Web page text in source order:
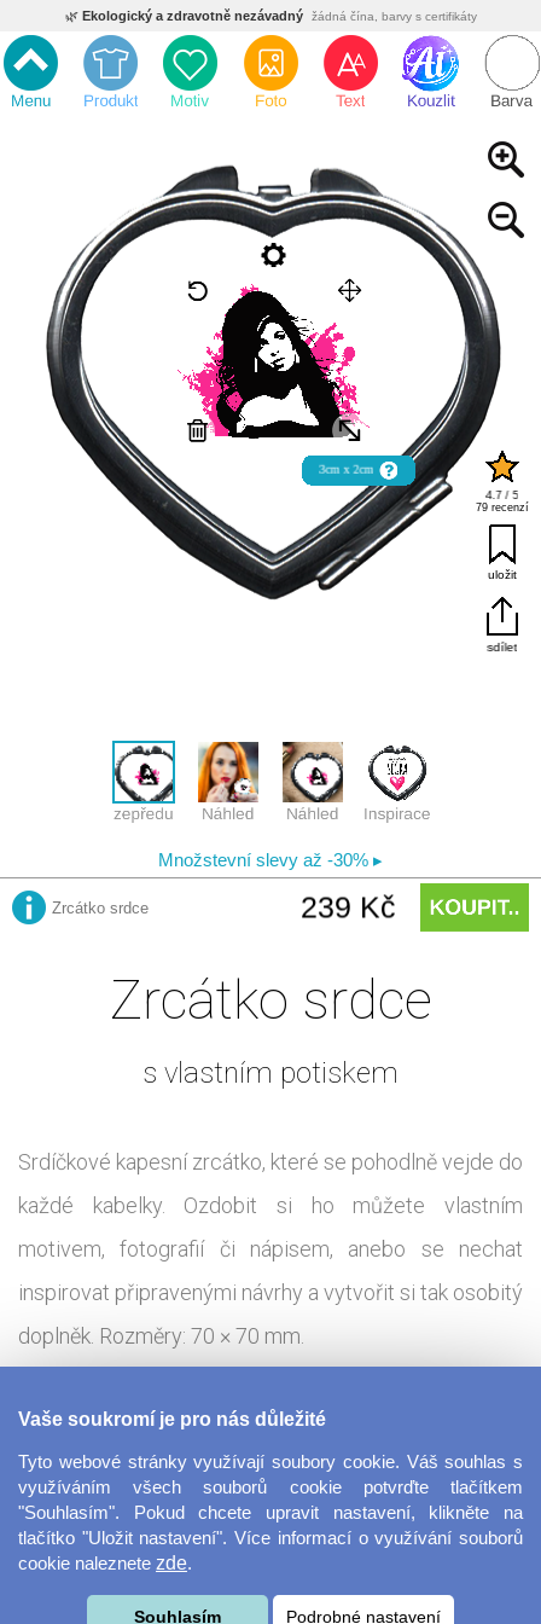
🌿 Ekologický a zdravotně nezávadný žádná čína, barvy s certifikáty
💡Inovativní výroba vlastní vývoj, nejnovější technologie
⚡ Rychlé dodání expedujeme do 24h
🏢 Výhodné pro firmy velké množstevní slevy
Český eshop s tradicí od roku 2010 tisíce spokojených zákazníků
Zrcátko srdce
s vlastním potiskem
Srdíčkové kapesní zrcátko, které se pohodlně vejde do
každé kabelky. Ozdobit si ho můžete vlastním
motivem, fotografií či nápisem, anebo se nechat
inspirovat připravenými návrhy a vytvořit si tak osobitý
doplněk. Rozměry: 70 × 70 mm.
Praktické zrcátko, které vám umožní mít make-up
vždy pod kontrolou. Kompaktní rozměry a odolná
konstrukce z něj činí ideální doplněk na cesty, do práce
Vaše soukromí je pro nás důležité
Tyto webové stránky využívají soubory cookie. Váš souhlas s
využíváním všech souborů cookie potvrďte tlačítkem
"Souhlasím". Pokud chcete upravit nastavení, klikněte na
tlačítko "Uložit nastavení". Více informací o využívání souborů
cookie naleznete zde.
Souhlasím Podrobné nastavení